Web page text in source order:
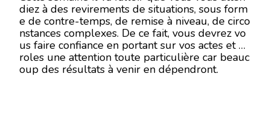
diez à des revirements de situations, sous form
e de contre-temps, de remise à niveau, de circo
nstances complexes. De ce fait, vous devrez vo
us faire confiance en portant sur vos actes et pa
roles une attention toute particulière car beauc
oup des résultats à venir en dépendront.